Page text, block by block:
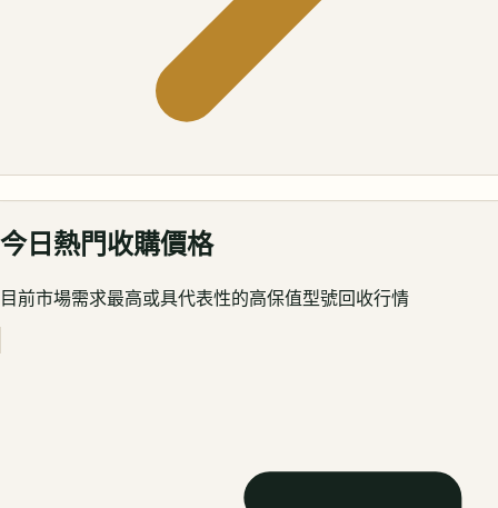
今日熱門收購價格
目前市場需求最高或具代表性的高保值型號回收行情